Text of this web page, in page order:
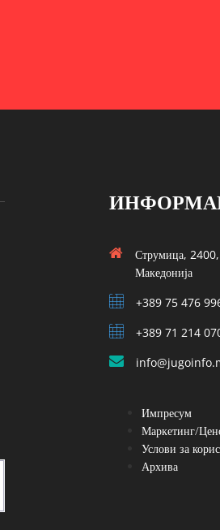
Струмица, 2400,
Македонија
+389 75 476
+389 71 214
Импресум
Маркетинг/
Услови за
Архива